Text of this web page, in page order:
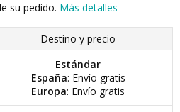
su pedido. Más detalles
Destino y precio
Estándar
España: Envío gratis
Europa: Envío gratis